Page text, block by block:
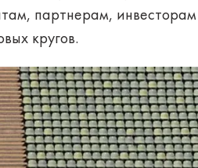
партнерам, инвесторам
кругов.